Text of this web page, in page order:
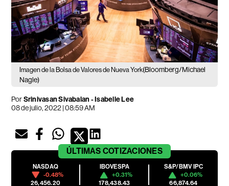
Imagen de la Bolsa de Valores de Nueva York(Bloomberg/Michael
Nagle)
PorSrinivasan Sivabalan - Isabelle Lee
08 de julio, 2022 | 08:59 AM
ÚLTIMAS COTIZACIONES
NASDAQ
-0.48%
26,456.20
IBOVESPA
+0.31%
178,438.43
S&P/BMV IPC
+0.06%
66,874.64